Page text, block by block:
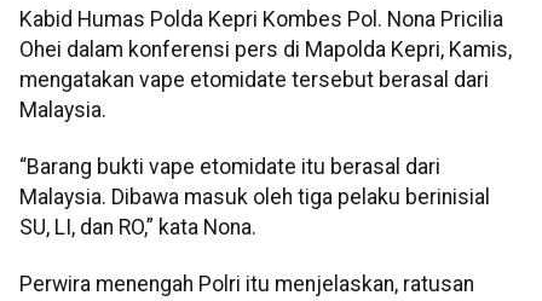
Kabid Humas Polda Kepri Kombes Pol. Nona Pricilia
Ohei dalam konferensi pers di Mapolda Kepri, Kamis,
mengatakan vape etomidate tersebut berasal dari
Malaysia.
“Barang bukti vape etomidate itu berasal dari
Malaysia. Dibawa masuk oleh tiga pelaku berinisial
SU, LI, dan RO,” kata Nona.
Perwira menengah Polri itu menjelaskan, ratusan